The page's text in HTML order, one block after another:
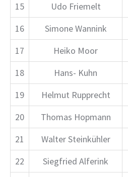
15
Udo Friemelt
16
Simone Wannink
17
Heiko Moor
18
Hans- Kuhn
19
Helmut Rupprecht
20
Thomas Hopmann
21
Walter Steinkühler
22
Siegfried Alferink